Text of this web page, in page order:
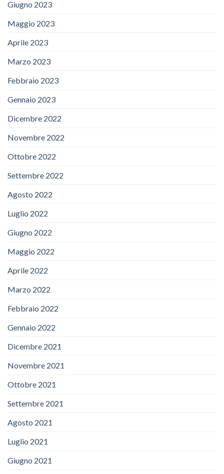
Giugno 2023
Maggio 2023
Aprile 2023
Marzo 2023
Febbraio 2023
Gennaio 2023
Dicembre 2022
Novembre 2022
Ottobre 2022
Settembre 2022
Agosto 2022
Luglio 2022
Giugno 2022
Maggio 2022
Aprile 2022
Marzo 2022
Febbraio 2022
Gennaio 2022
Dicembre 2021
Novembre 2021
Ottobre 2021
Settembre 2021
Agosto 2021
Luglio 2021
Giugno 2021